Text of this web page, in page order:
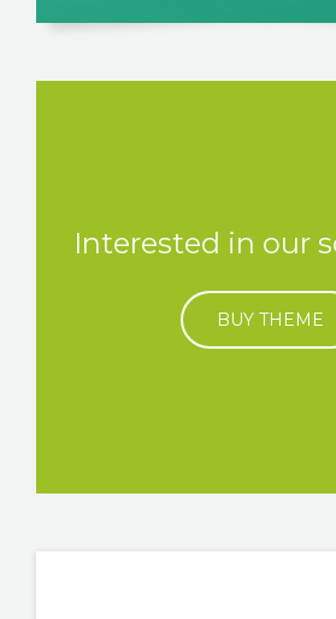
Interested in our
BUY THEME